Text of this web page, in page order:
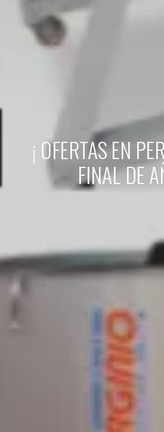
¡ OFERTAS EN
FINAL DE